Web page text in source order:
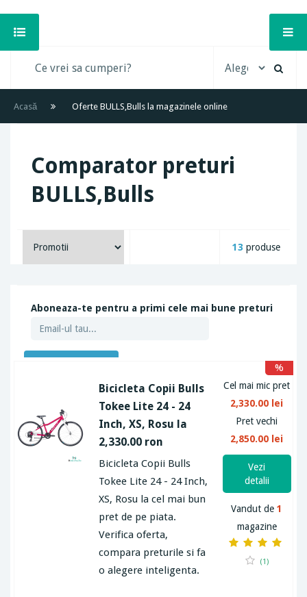
Acasă Oferte BULLS,Bulls la magazinele online
Comparator preturi
BULLS,Bulls
13 produse
Aboneaza-te pentru a primi cele mai bune preturi
Bicicleta Copii Bulls
Tokee Lite 24 - 24
Inch, XS, Rosu la
2,330.00 ron
Bicicleta Copii Bulls
Tokee Lite 24 - 24 Inch,
XS, Rosu la cel mai bun
pret de pe piata.
Verifica oferta,
compara preturile si fa
o alegere inteligenta.
Cel mai mic pret
2,330.00 lei
Pret vechi
2,850.00 lei
%
Vezi
detalii
Vandut de1
magazine
(1)